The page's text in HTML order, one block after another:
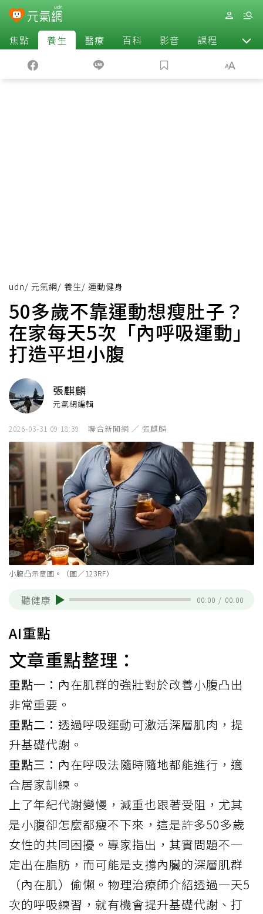
焦點 養生 醫療 百科 影音 課程 退休
udn/ 元氣網/ 養生/ 運動健身
50多歲不靠運動想瘦肚子？
在家每天5次「內呼吸運動」
打造平坦小腹
張麒麟
元氣網編輯
2026-03-31 09:18:39 聯合新聞網 ／ 張麒麟
小腹凸示意圖。（圖／123RF）
聽健康 00:00 / 00:00
AI重點
文章重點整理：
重點一： 內在肌群的強壯對於改善小腹凸出
非常重要。
重點二： 透過呼吸運動可激活深層肌肉，提
升基礎代謝。
重點三： 內在呼吸法隨時隨地都能進行，適
合居家訓練。
上了年紀代謝變慢，減重也跟著受阻，尤其
是小腹卻怎麼都瘦不下來，這是許多50多歲
女性的共同困擾。專家指出，其實問題不一
定出在脂肪，而可能是支撐內臟的深層肌群
（內在肌）偷懶。物理治療師介紹透過一天5
次的呼吸練習，就有機會提升基礎代謝、打